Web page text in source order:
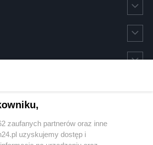
zaufanych partnerów oraz inne
uzyskujemy dostęp i